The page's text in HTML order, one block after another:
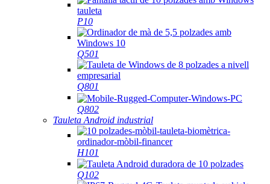
P10
Q501
Q801
Q802
Tauleta Android industrial
H101
Q102